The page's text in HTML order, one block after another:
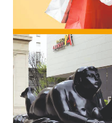
El presidente
Honoris Causa.
Previamente, Milei
y toma de mando
Fujimori, realizado
marco de su visita